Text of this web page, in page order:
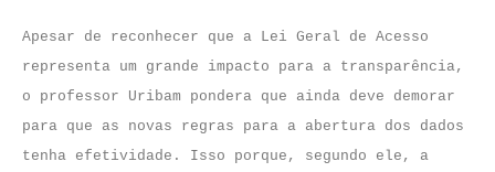
Apesar de reconhecer que a Lei Geral de Acesso
representa um grande impacto para a transparência,
o professor Uribam pondera que ainda deve demorar
para que as novas regras para a abertura dos dados
tenha efetividade. Isso porque, segundo ele, a